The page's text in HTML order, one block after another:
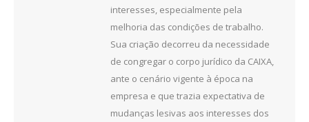
interesses, especialmente pela
melhoria das condições de trabalho.
Sua criação decorreu da necessidade
de congregar o corpo jurídico da CAIXA,
ante o cenário vigente à época na
empresa e que trazia expectativa de
mudanças lesivas aos interesses dos